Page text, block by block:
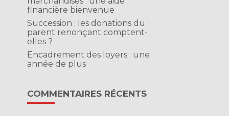
financière bienvenue
Succession : les donations du
parent renonçant comptent-
elles ?
Encadrement des loyers : une
année de plus
COMMENTAIRES RÉCENTS